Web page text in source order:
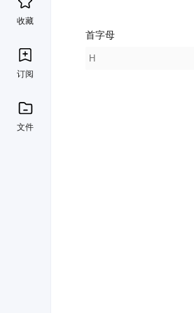
收藏
订阅
文件
首字母
H